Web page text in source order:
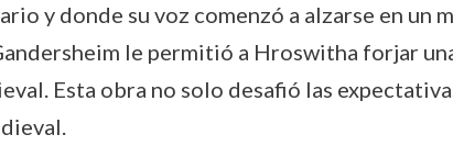
y donde su voz comenzó a alzarse en un
le permitió a Hroswitha forjar
Esta obra no solo desafió las